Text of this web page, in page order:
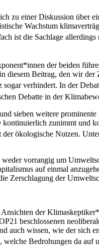
zu einer Diskussion
Wachstum
ist die Sachlage
der beiden
diesem Beitrag, den wir der
verhindert. In der
Debatte in der
sieben weitere
kontinuierlich zunimmt und
ökologische Nutzen.
vorrangig um
auf einmal
Zerschlagung der
der
beschlossenen
auch wissen, wie der sich
Bedrohungen da auf